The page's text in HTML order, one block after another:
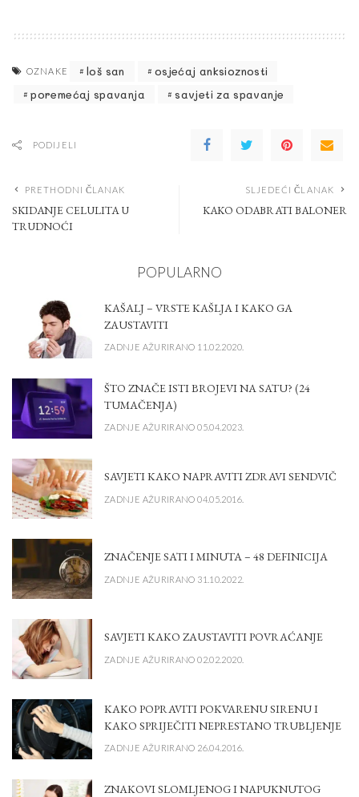
OZNAKE loš san
osjećaj anksioznosti
poremećaj spavanja
savjeti za spavanje
PODIJELI
PRETHODNI ČLANAK
SKIDANJE CELULITA U
TRUDNOĆI
SLJEDEĆI ČLANAK
KAKO ODABRATI BALONER
POPULARNO
KAŠALJ – VRSTE KAŠLJA I KAKO GA
ZAUSTAVITI
ZADNJE AŽURIRANO 11.02.2020.
ŠTO ZNAČE ISTI BROJEVI NA SATU? (24
TUMAČENJA)
ZADNJE AŽURIRANO 05.04.2023.
SAVJETI KAKO NAPRAVITI ZDRAVI SENDVIČ
ZADNJE AŽURIRANO 04.05.2016.
ZNAČENJE SATI I MINUTA – 48 DEFINICIJA
ZADNJE AŽURIRANO 31.10.2022.
SAVJETI KAKO ZAUSTAVITI POVRAĆANJE
ZADNJE AŽURIRANO 02.02.2020.
KAKO POPRAVITI POKVARENU SIRENU I
KAKO SPRIJEČITI NEPRESTANO TRUBLJENJE
ZADNJE AŽURIRANO 26.04.2016.
ZNAKOVI SLOMLJENOG I NAPUKNUTOG